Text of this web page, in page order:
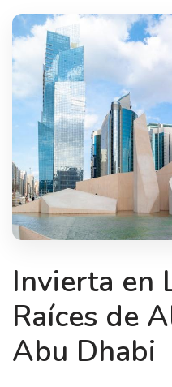
Invierta en
Raíces de
Abu Dhabi